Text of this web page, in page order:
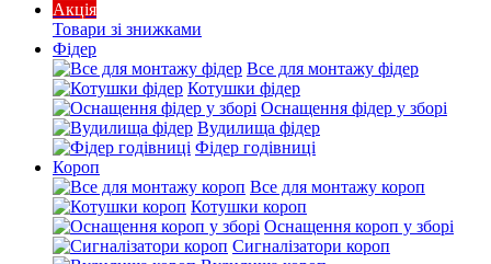
Акція
Товари зі знижками
Фідер
Все для монтажу фідер
Котушки фідер
Оснащення фідер у зборі
Вудилища фідер
Фідер годівниці
Короп
Все для монтажу короп
Котушки короп
Оснащення короп у зборі
Сигналізатори короп